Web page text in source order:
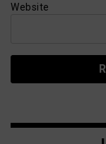
Website